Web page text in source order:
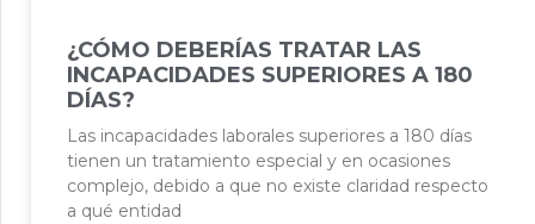
¿CÓMO DEBERÍAS TRATAR LAS
INCAPACIDADES SUPERIORES A 180
DÍAS?
Las incapacidades laborales superiores a 180 días
tienen un tratamiento especial y en ocasiones
complejo, debido a que no existe claridad respecto
a qué entidad